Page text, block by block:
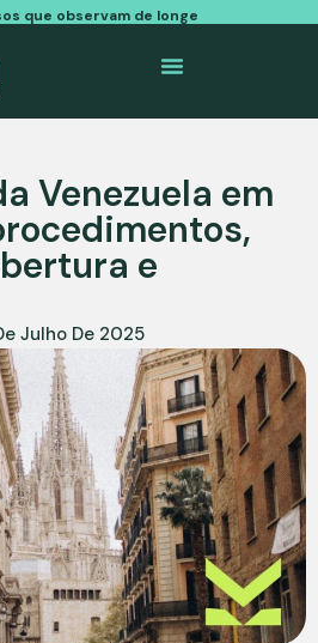
que observam de longe
Venezuela em
e
Julho De 2025